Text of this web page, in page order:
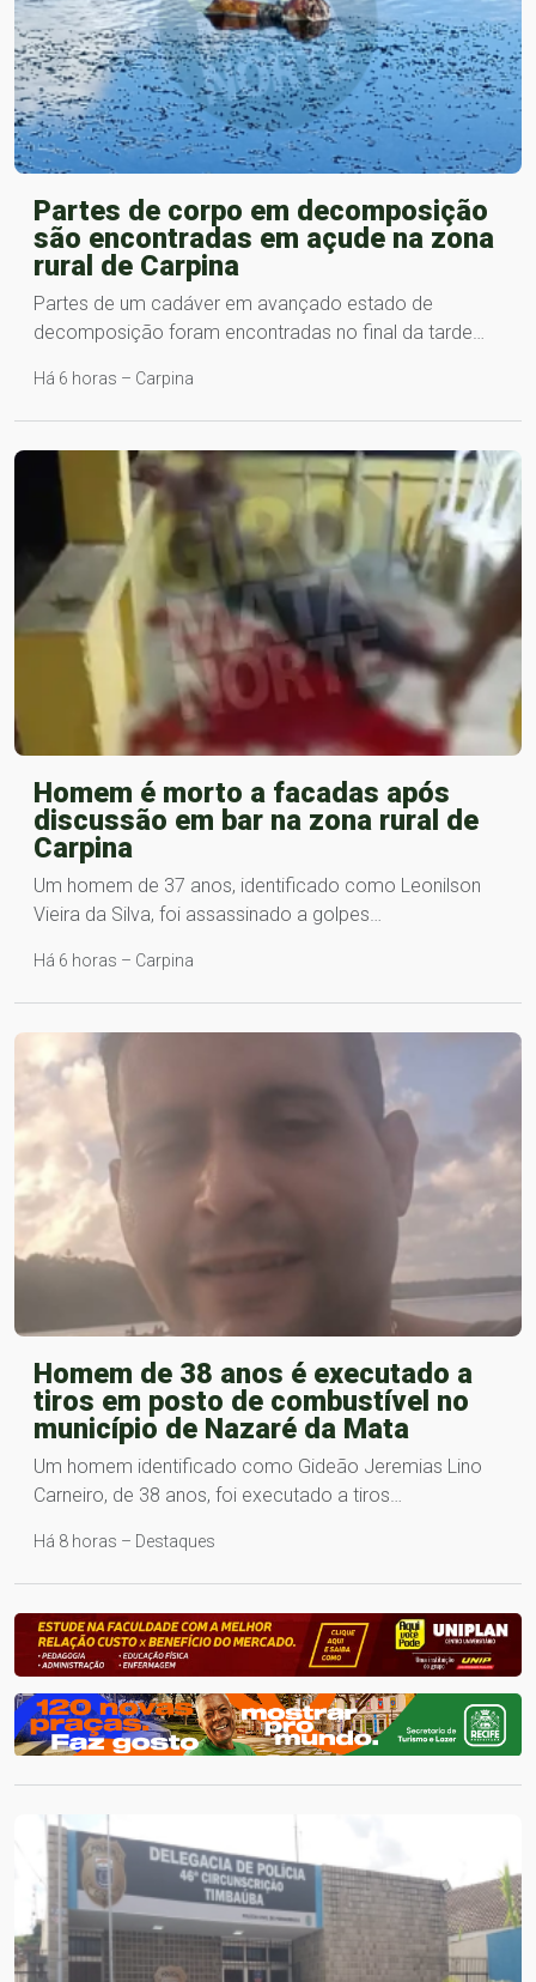
Partes de corpo em decomposição
são encontradas em açude na zona
rural de Carpina
Partes de um cadáver em avançado estado de
decomposição foram encontradas no final da tarde…
Há 6 horas – Carpina
Homem é morto a facadas após
discussão em bar na zona rural de
Carpina
Um homem de 37 anos, identificado como Leonilson
Vieira da Silva, foi assassinado a golpes…
Há 6 horas – Carpina
Homem de 38 anos é executado a
tiros em posto de combustível no
município de Nazaré da Mata
Um homem identificado como Gideão Jeremias Lino
Carneiro, de 38 anos, foi executado a tiros…
Há 8 horas – Destaques